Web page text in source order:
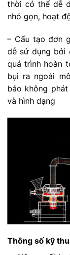
thời có thể dễ
nhỏ gọn, hoạt
– Cấu tạo đơn
dễ sử dụng bởi
quá trình hoàn
bụi ra ngoài
bảo không
và hình dạng
Thông số kỹ